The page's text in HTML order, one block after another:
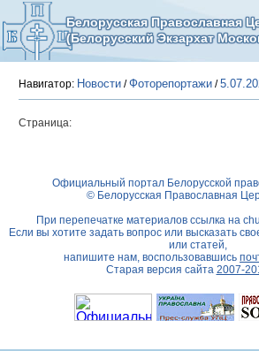
Белорусская Православная
(Белорусский Экзархат
Навигатор: Новости /Фоторепортажи /
Страница:
Официальный портал Белорусской
© Белорусская Православная
При перепечатке материалов ссылка на
Если вы хотите задать вопрос или высказать
или статей,
напишите нам, воспользовавшись
Старая версия сайта 2007-